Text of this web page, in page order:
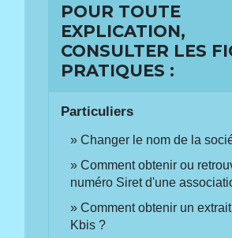
POUR TOUTE
EXPLICATION,
CONSULTER LES
PRATIQUES :
Particuliers
Changer le nom de la
Comment obtenir ou
numéro Siret d'une
Comment obtenir un
Kbis ?